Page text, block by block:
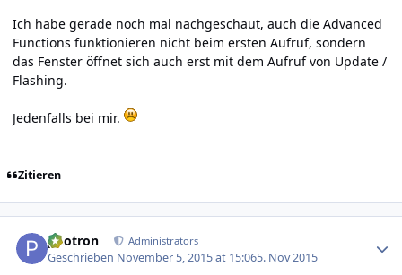
Ich habe gerade noch mal nachgeschaut, auch die Advanced
Functions funktionieren nicht beim ersten Aufruf, sondern
das Fenster öffnet sich auch erst mit dem Aufruf von Update /
Flashing.
Jedenfalls bei mir.
Zitieren
photron Administrators
Geschrieben November 5, 2015 at 15:065. Nov 2015